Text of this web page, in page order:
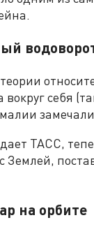
вокруг себя
ТАСС,
Землей,
на орбите